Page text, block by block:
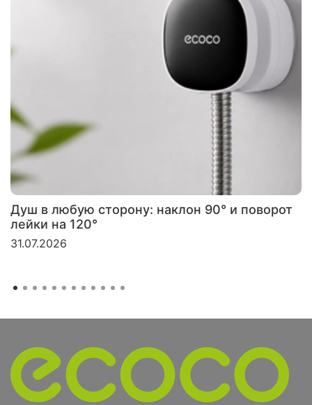
Душ в любую сторону: наклон 90° и поворот
лейки на 120°
31.07.2026